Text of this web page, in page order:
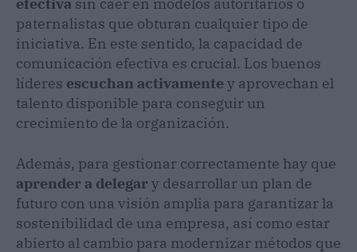
paternalistas que obturan cualquier tipo de
iniciativa. En este sentido, la capacidad de
comunicación efectiva es crucial. Los buenos
líderes escuchan activamentey aprovechan el
talento disponible para conseguir un
crecimiento de la organización.
Además, para gestionar correctamente hay que
aprender a delegary desarrollar un plan de
futuro con una visión amplia para garantizar la
sostenibilidad de una empresa, así como estar
abierto al cambio para modernizar métodos que